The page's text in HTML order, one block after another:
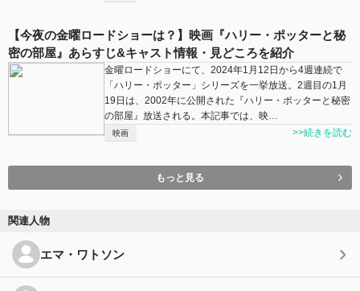
【今夜の金曜ロードショーは？】映画『ハリー・ポッターと秘
密の部屋』あらすじ&キャスト情報・見どころを紹介
金曜ロードショーにて、2024年1月12日から4週連続で
「ハリー・ポッター」シリーズを一挙放送。2週目の1月
19日は、2002年に公開された『ハリー・ポッターと秘密
の部屋』放送される。本記事では、映…
映画 >>続きを読む
もっと見る
関連人物
エマ・ワトソン